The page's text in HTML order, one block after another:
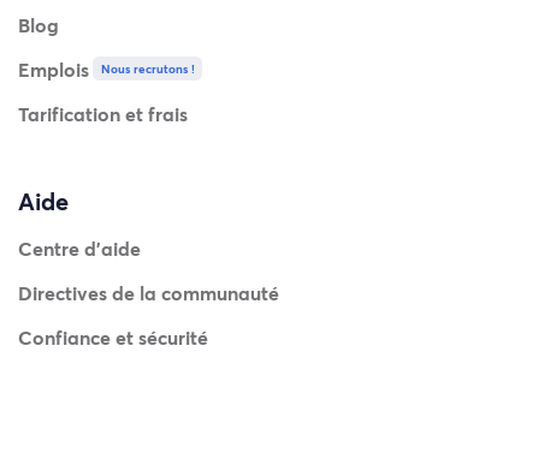
Blog
Emplois
Nous recrutons !
Tarification et frais
Aide
Centre d'aide
Directives de la communauté
Confiance et sécurité